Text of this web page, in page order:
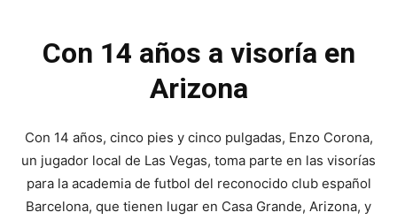
Con 14 años a visoría en
Arizona
Con 14 años, cinco pies y cinco pulgadas, Enzo Corona,
un jugador local de Las Vegas, toma parte en las visorías
para la academia de futbol del reconocido club español
Barcelona, que tienen lugar en Casa Grande, Arizona, y